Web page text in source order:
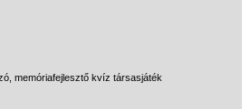
memóriafejlesztő kvíz társasjáték